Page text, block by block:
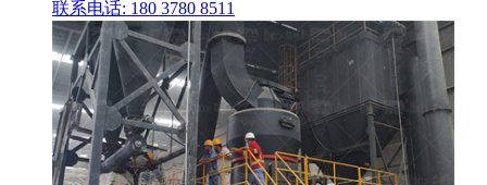
联系电话: 180 3780 8511